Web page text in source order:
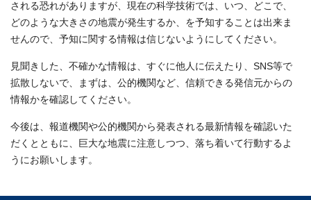
される恐れがありますが、現在の科学技術では、いつ、どこで、
どのような大きさの地震が発生するか、を予知することは出来ま
せんので、予知に関する情報は信じないようにしてください。
見聞きした、不確かな情報は、すぐに他人に伝えたり、SNS等で
拡散しないで、まずは、公的機関など、信頼できる発信元からの
情報かを確認してください。
今後は、報道機関や公的機関から発表される最新情報を確認いた
だくとともに、巨大な地震に注意しつつ、落ち着いて行動するよ
うにお願いします。